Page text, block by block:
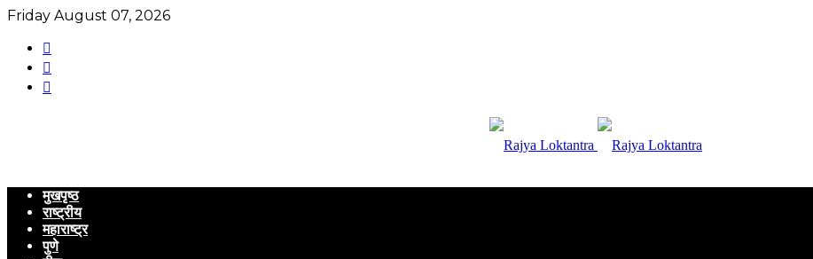
Friday August 07, 2026
मुखपृष्ठ
राष्ट्रीय
महाराष्ट्र
पुणे